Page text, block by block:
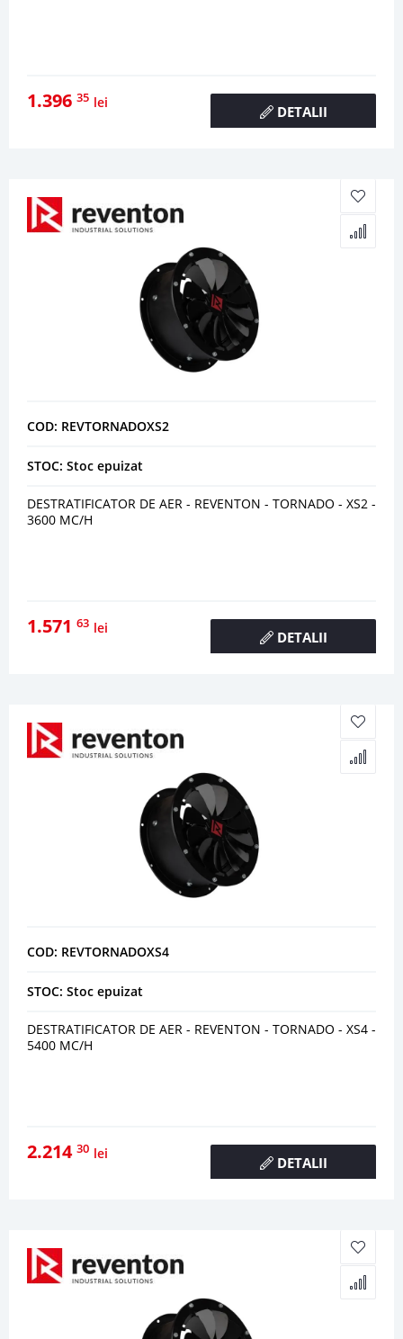
1.396 35 lei
DETALII
COD: REVTORNADOXS2
STOC: Stoc epuizat
DESTRATIFICATOR DE AER - REVENTON - TORNADO - XS2 -
3600 MC/H
1.571 63 lei
DETALII
COD: REVTORNADOXS4
STOC: Stoc epuizat
DESTRATIFICATOR DE AER - REVENTON - TORNADO - XS4 -
5400 MC/H
2.214 30 lei
DETALII